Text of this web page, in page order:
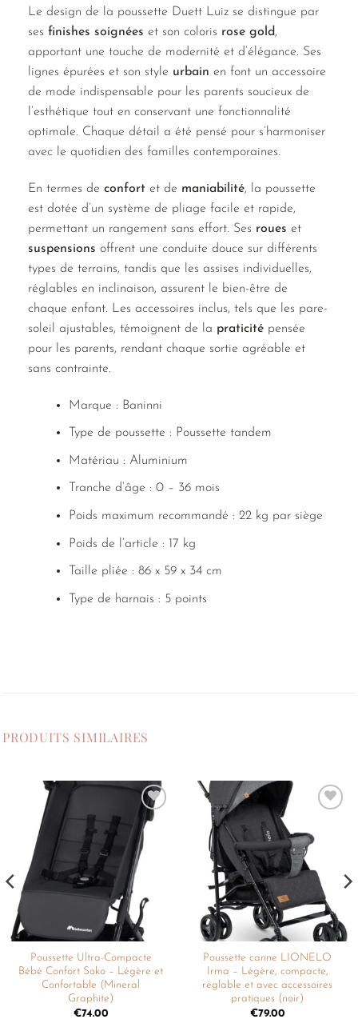
Le design de la poussette Duett Luiz se distingue par
ses finishes soignées et son coloris rose gold,
apportant une touche de modernité et d’élégance. Ses
lignes épurées et son style urbain en font un accessoire
de mode indispensable pour les parents soucieux de
l’esthétique tout en conservant une fonctionnalité
optimale. Chaque détail a été pensé pour s’harmoniser
avec le quotidien des familles contemporaines.
En termes de confort et de maniabilité, la poussette
est dotée d’un système de pliage facile et rapide,
permettant un rangement sans effort. Ses roues et
suspensions offrent une conduite douce sur différents
types de terrains, tandis que les assises individuelles,
réglables en inclinaison, assurent le bien-être de
chaque enfant. Les accessoires inclus, tels que les pare-
soleil ajustables, témoignent de la praticité pensée
pour les parents, rendant chaque sortie agréable et
sans contrainte.
Marque : Baninni
Type de poussette : Poussette tandem
Matériau : Aluminium
Tranche d’âge : 0 – 36 mois
Poids maximum recommandé : 22 kg par siège
Poids de l’article : 17 kg
Taille pliée : 86 x 59 x 34 cm
Type de harnais : 5 points
PRODUITS SIMILAIRES
Ajouter
à la
liste de
souhaits
Poussette Ultra-Compacte
Bébé Confort Soko – Légère et
Confortable (Mineral
Graphite)
€74.00
liste de
Poussette canne LIONELO
Irma – Légère, compacte,
réglable et avec accessoires
pratiques (noir)
€79.00